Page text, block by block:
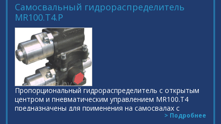
Самосвальный гидрораспределитель
MR100.T4.Р
Пропорциональный гидрораспределитель с открытым
центром и пневматическим управлением MR100.T4
предназначены для применения на самосвалах с
многоконтурной гидросистемой, для подъема> Подробнее